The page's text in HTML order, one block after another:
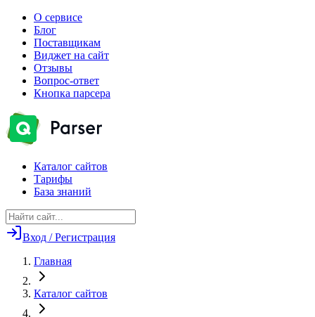
О сервисе
Блог
Поставщикам
Виджет на сайт
Отзывы
Вопрос-ответ
Кнопка парсера
Каталог сайтов
Тарифы
База знаний
Вход / Регистрация
Главная
Каталог сайтов